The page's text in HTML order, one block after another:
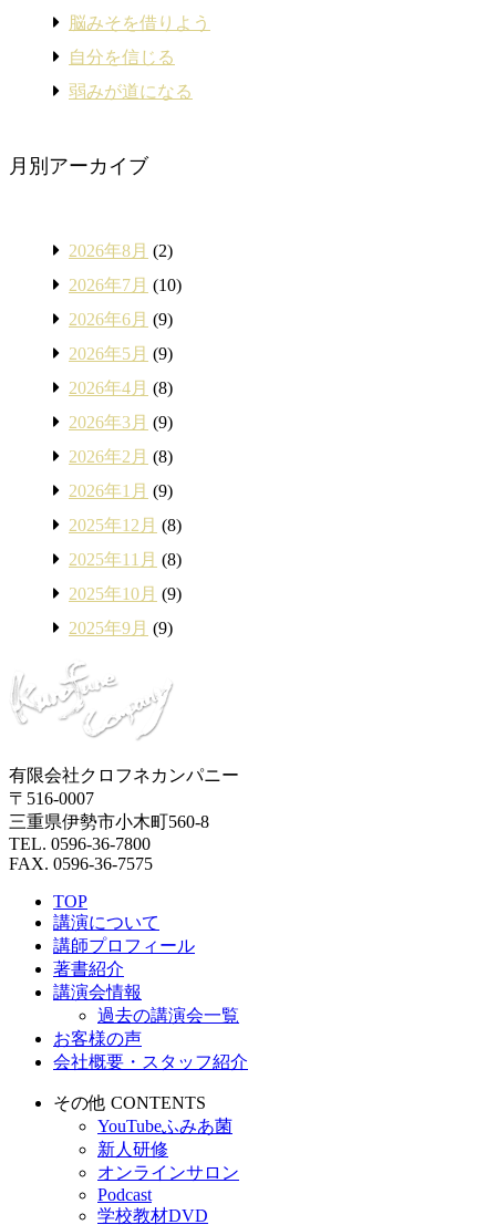
脳みそを借りよう
自分を信じる
弱みが道になる
月別アーカイブ
2026年8月 (2)
2026年7月 (10)
2026年6月 (9)
2026年5月 (9)
2026年4月 (8)
2026年3月 (9)
2026年2月 (8)
2026年1月 (9)
2025年12月 (8)
2025年11月 (8)
2025年10月 (9)
2025年9月 (9)
有限会社クロフネカンパニー
〒516-0007
三重県伊勢市小木町560-8
TEL. 0596-36-7800
FAX. 0596-36-7575
TOP
講演について
講師プロフィール
著書紹介
講演会情報
過去の講演会一覧
お客様の声
会社概要・スタッフ紹介
その他 CONTENTS
YouTubeふみあ菌
新人研修
オンラインサロン
Podcast
学校教材DVD